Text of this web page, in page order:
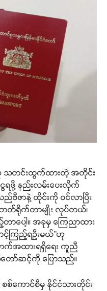
ခု သတင်းထွက်ထားတဲ့ အတိုင်း
ရဖို့ နည်းလမ်းပေးလိုက်
ဇာနဲ့ ထိုင်းကို ဝင်လာပြီး
ဘတ်ရိုက်တာမျိုး လုပ်တယ်၊
ာပေါ့။ အခုမှ ကြေညာထား
ကြည့်ရဦးမယ်”ဟု
ာက်အထားရရှိရေး ကူညီ
ော်ဆင့်ကို ပြောသည်။
စ်ကောင်စီမှ နိုင်ငံသားတိုင်း